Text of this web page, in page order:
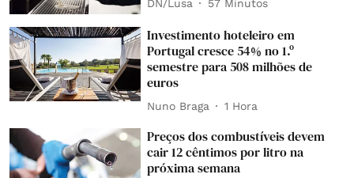
DN/Lusa 57 Minutos
Investimento hoteleiro em
Portugal cresce 54% no 1.º
semestre para 508 milhões de
euros
Nuno Braga 1 Hora
Preços dos combustíveis devem
cair 12 cêntimos por litro na
próxima semana